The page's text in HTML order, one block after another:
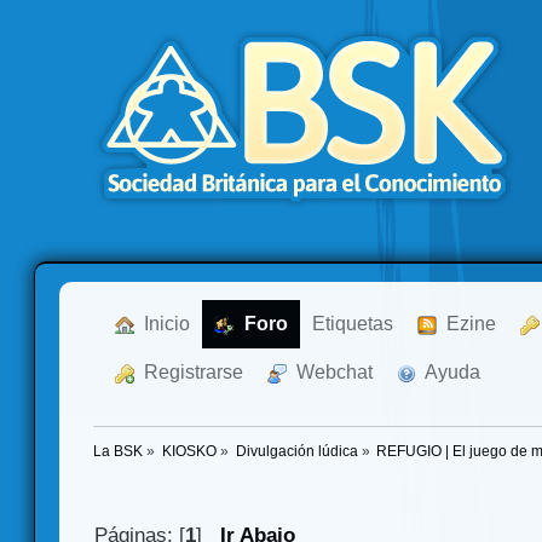
Inicio Foro Etiquetas Ezine
Registrarse Webchat Ayuda
La BSK » KIOSKO» Divulgación lúdica » REFUGIO | El juego de
Páginas: [1] Ir Abajo